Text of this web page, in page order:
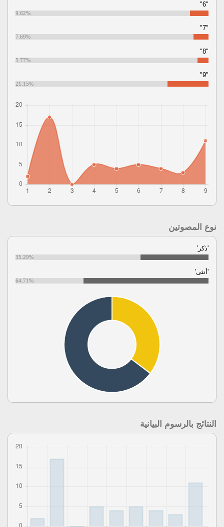
"6"
9.62%
"7"
7.69%
"8"
5.77%
"9"
21.15%
نوع المصوتين
'ذكر'
35.29%
'أنثى'
64.71%
النتائج بالرسوم البيانية